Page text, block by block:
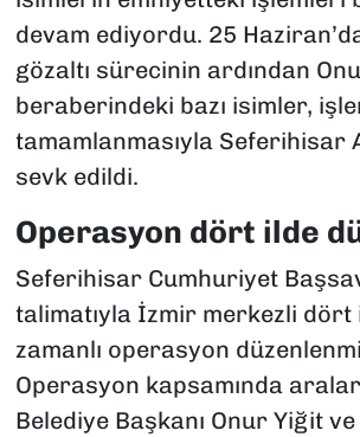
devam ediyordu. 25
gözaltı sürecinin ardından
beraberindeki bazı isimler,
tamamlanmasıyla Seferihisar
sevk edildi.
Operasyon dört ilde
Seferihisar Cumhuriyet
talimatıyla İzmir merkezli dört
zamanlı operasyon
Operasyon kapsamında
Belediye Başkanı Onur Yiğit